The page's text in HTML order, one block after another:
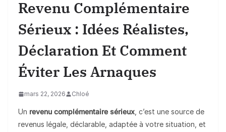
Revenu Complémentaire
Sérieux : Idées Réalistes,
Déclaration Et Comment
Éviter Les Arnaques
mars 22, 2026 Chloé
Un revenu complémentaire sérieux , c’est une source de
revenus légale, déclarable, adaptée à votre situation, et